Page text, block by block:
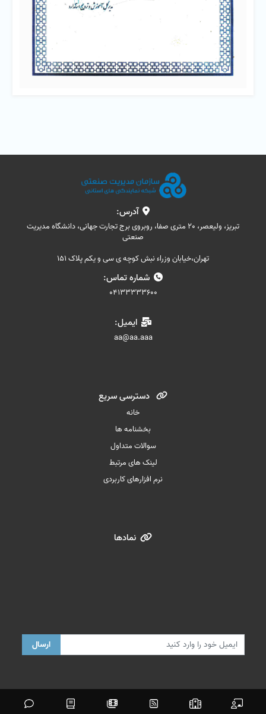
آدرس:
تبریز، ولیعصر، 20 متری صفا، روبروی برج تجارت جهانی، دانشگاه مدیریت
صنعتی
تهران،خیابان وزراء نبش کوچه ی سی و یکم پلاک 151
شماره تماس:
04133333600
ایمیل:
aa@aa.aaa
دسترسی سریع
خانه
بخشنامه ها
سوالات متداول
لینک های مرتبط
نرم افزارهای کاربردی
نمادها
ارسال